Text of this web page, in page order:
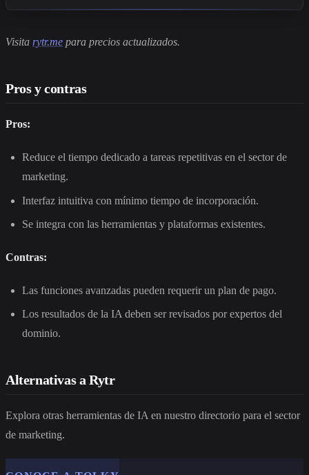
Visita rytr.me para precios actualizados.
Pros y contras
Pros:
Reduce el tiempo dedicado a tareas repetitivas en el sector de
marketing.
Interfaz intuitiva con mínimo tiempo de incorporación.
Se integra con las herramientas y plataformas existentes.
Contras:
Las funciones avanzadas pueden requerir un plan de pago.
Los resultados de la IA deben ser revisados por expertos del
dominio.
Alternativas a Rytr
Explora otras herramientas de IA en nuestro directorio para el sector
de marketing.